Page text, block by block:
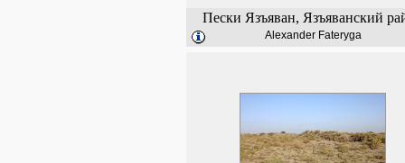
Пески Язъяван, Язъяванский
Alexander Fateryga